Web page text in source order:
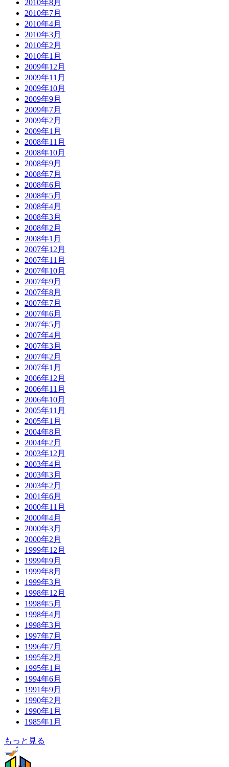
2010年8月
2010年7月
2010年4月
2010年3月
2010年2月
2010年1月
2009年12月
2009年11月
2009年10月
2009年9月
2009年7月
2009年2月
2009年1月
2008年11月
2008年10月
2008年9月
2008年7月
2008年6月
2008年5月
2008年4月
2008年3月
2008年2月
2008年1月
2007年12月
2007年11月
2007年10月
2007年9月
2007年8月
2007年7月
2007年6月
2007年5月
2007年4月
2007年3月
2007年2月
2007年1月
2006年12月
2006年11月
2006年10月
2005年11月
2005年1月
2004年8月
2004年2月
2003年12月
2003年4月
2003年3月
2003年2月
2001年6月
2000年11月
2000年4月
2000年3月
2000年2月
1999年12月
1999年9月
1999年8月
1999年3月
1998年12月
1998年5月
1998年4月
1998年3月
1997年7月
1996年7月
1995年2月
1995年1月
1994年6月
1991年9月
1990年2月
1990年1月
1985年1月
もっと見る